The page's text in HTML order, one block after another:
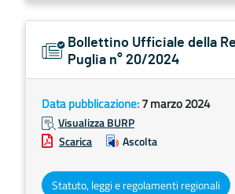
Bollettino Ufficiale della
Puglia n° 20/2024
Data pubblicazione:7 marzo 2024
Visualizza BURP
Scarica
Ascolta
Statuto, leggi e regolamenti regionali